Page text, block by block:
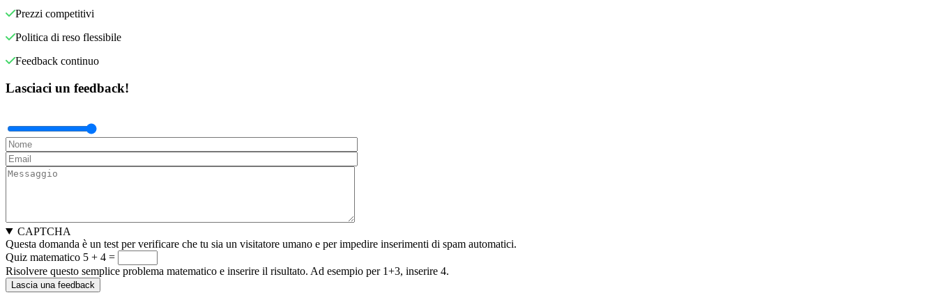
Prezzi competitivi
Politica di reso flessibile
Feedback continuo
Lasciaci un feedback!
CAPTCHA
Questa domanda è un test per verificare che tu sia un visitatore umano e per impedire inserimenti di spam automatici.
Quiz matematico 5 + 4 =
Risolvere questo semplice problema matematico e inserire il risultato. Ad esempio per 1+3, inserire 4.